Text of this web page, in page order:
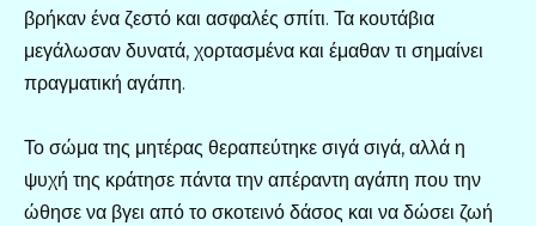
βρήκαν ένα ζεστό και ασφαλές σπίτι. Τα κουτάβια
μεγάλωσαν δυνατά, χορτασμένα και έμαθαν τι σημαίνει
πραγματική αγάπη.
Το σώμα της μητέρας θεραπεύτηκε σιγά σιγά, αλλά η
ψυχή της κράτησε πάντα την απέραντη αγάπη που την
ώθησε να βγει από το σκοτεινό δάσος και να δώσει ζωή